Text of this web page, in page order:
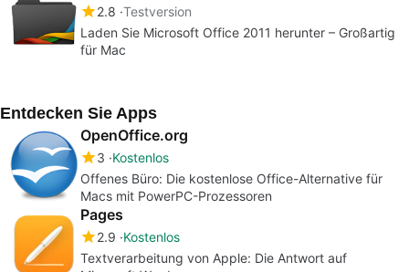
2.8 Testversion
Laden Sie Microsoft Office 2011 herunter – Großartig
für Mac
Entdecken Sie Apps
OpenOffice.org
3 Kostenlos
Offenes Büro: Die kostenlose Office-Alternative für
Macs mit PowerPC-Prozessoren
Pages
2.9 Kostenlos
Textverarbeitung von Apple: Die Antwort auf